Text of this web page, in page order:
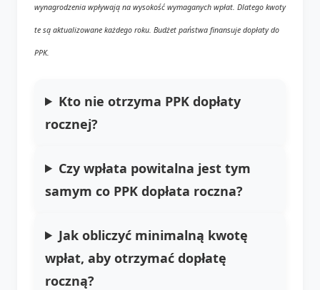
wynagrodzenia wpływają na wysokość wymaganych wpłat. Dlatego kwoty
te są aktualizowane każdego roku. Budżet państwa finansuje dopłaty do
PPK.
Kto nie otrzyma PPK dopłaty
rocznej?
Czy wpłata powitalna jest tym
samym co PPK dopłata roczna?
Jak obliczyć minimalną kwotę
wpłat, aby otrzymać dopłatę
roczną?